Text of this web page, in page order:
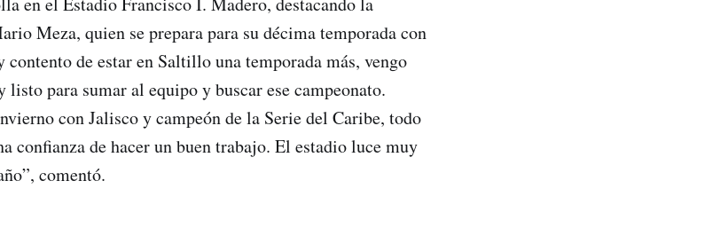
Meza, quien se prepara para su décima temporada con
de estar en Saltillo una temporada más, vengo
listo para sumar al equipo y buscar ese campeonato.
con Jalisco y campeón de la Serie del Caribe, todo
confianza de hacer un buen trabajo. El estadio luce muy
comentó.